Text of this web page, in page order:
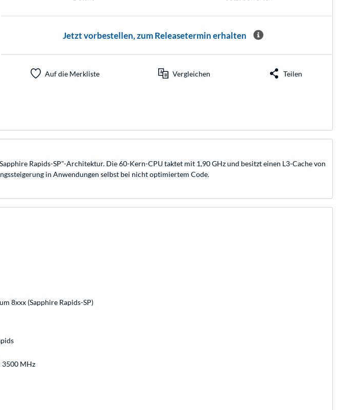
Jetzt vorbestellen, zum Releasetermin erhalten
Auf die Merkliste Vergleichen Teilen
Rapids-SP"-Architektur. Die 60-Kern-CPU taktet mit 1,90 GHz und besitzt einen L3-Cache von
in Anwendungen selbst bei nicht optimiertem Code.
8xxx (Sapphire Rapids-SP)
3500 MHz